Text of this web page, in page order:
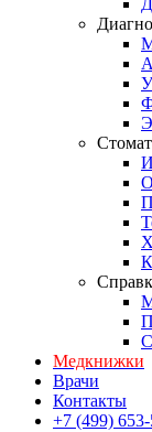
Медкнижки
Врачи
Контакты
+7 (499)